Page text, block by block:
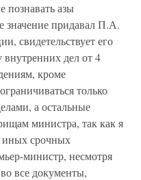
познавать азы
значение придавал П.А.
свидетельствует его
дел от 4
кроме
только
а остальные
министра, так как я
иных срочных
министр, несмотря
все документы,